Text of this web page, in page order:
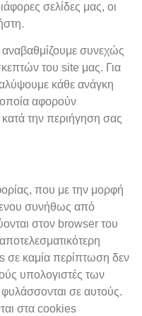
σελίδες μας, οι
αναβαθμίζουμε συνεχώς
του site μας. Για
κάθε ανάγκη
οποία αφορούν
κατά την περιήγηση σας
που με την μορφή
συνήθως από
στον browser του
σε καμία περίπτωση δεν
υπολογιστές των
σε αυτούς.
στα cookies